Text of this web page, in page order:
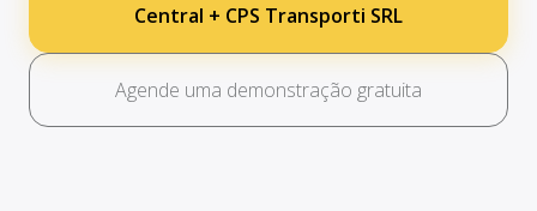
Central + CPS Transporti SRL
Agende uma demonstração gratuita